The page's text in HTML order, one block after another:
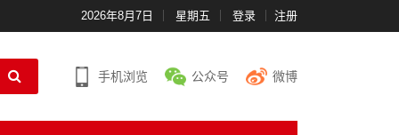
2026年8月7日 星期五 登录 注册
手机浏览 公众号 微博